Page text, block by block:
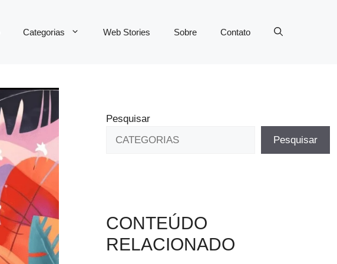
Categorias Web Stories Sobre Contato
Pesquisar
Pesquisar
CONTEÚDO
RELACIONADO